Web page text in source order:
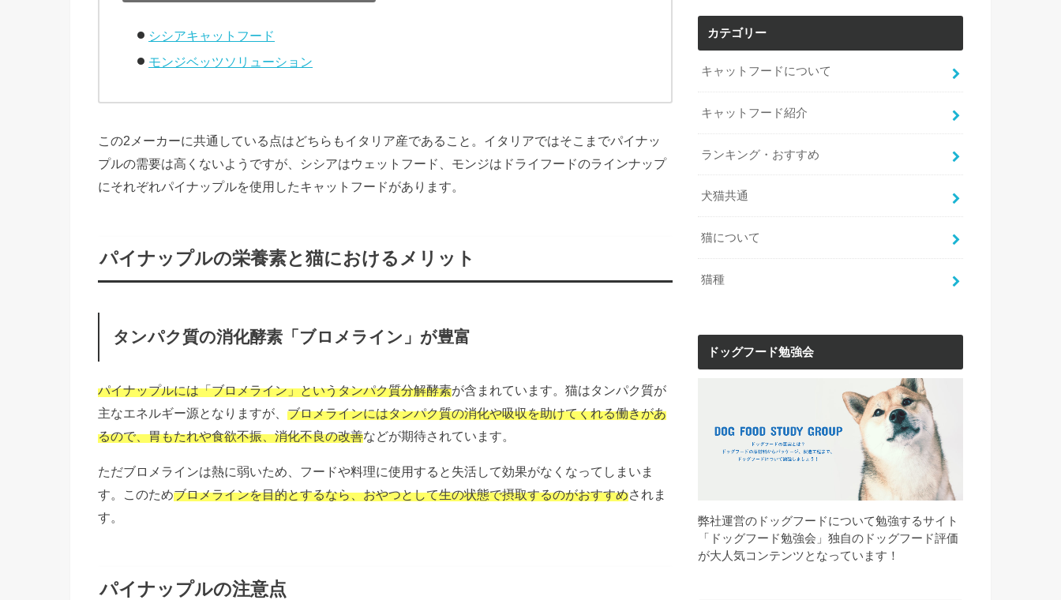
シシアキャットフード
モンジベッツソリューション
この2メーカーに共通している点はどちらもイタリア産であること。イタリアではそこまでパイナッ
プルの需要は高くないようですが、シシアはウェットフード、モンジはドライフードのラインナップ
にそれぞれパイナップルを使用したキャットフードがあります。
パイナップルの栄養素と猫におけるメリット
タンパク質の消化酵素「ブロメライン」が豊富
パイナップルには「ブロメライン」というタンパク質分解酵素が含まれています。猫はタンパク質が
主なエネルギー源となりますが、 ブロメラインにはタンパク質の消化や吸収を助けてくれる働きがあ
るので、胃もたれや食欲不振、消化不良の改善などが期待されています。
ただブロメラインは熱に弱いため、フードや料理に使用すると失活して効果がなくなってしまいま
す。このためブロメラインを目的とするなら、おやつとして生の状態で摂取するのがおすすめされま
す。
パイナップルの注意点
カテゴリー
キャットフードについて
キャットフード紹介
ランキング・おすすめ
犬猫共通
猫について
猫種
ドッグフード勉強会
弊社運営のドッグフードについて勉強するサイト
「ドッグフード勉強会」独自のドッグフード評価
が大人気コンテンツとなっています！